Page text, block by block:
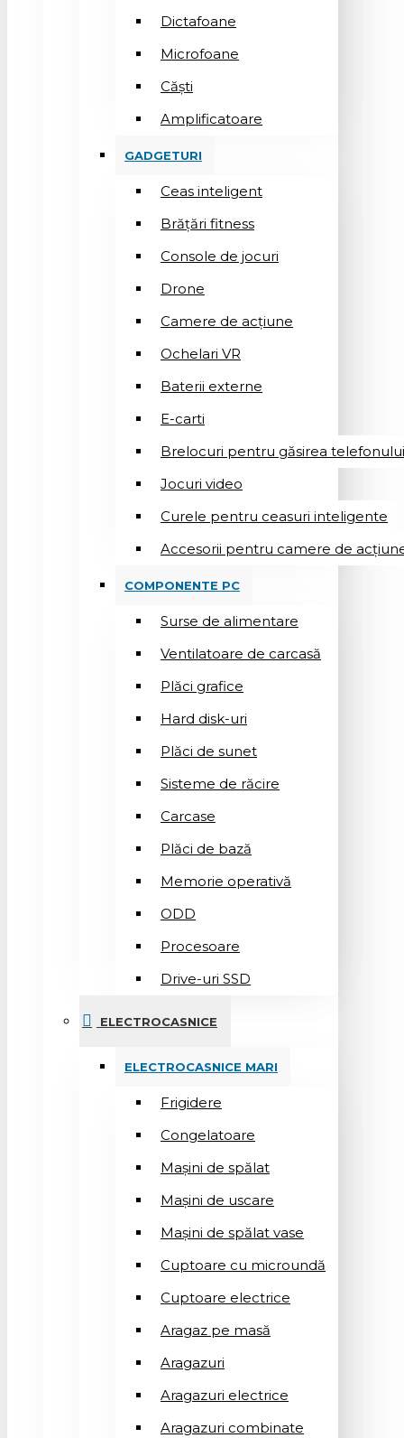
Dictafoane
Microfoane
Căşti
Amplificatoare
GADGETURI
Ceas inteligent
Brățări fitness
Console de jocuri
Drone
Camere de acțiune
Ochelari VR
Baterii externe
E-carti
Brelocuri pentru găsirea telefonului
Jocuri video
Curele pentru ceasuri inteligente
Accesorii pentru camere de
COMPONENTE PC
Surse de alimentare
Ventilatoare de carcasă
Plăci grafice
Hard disk-uri
Plăci de sunet
Sisteme de răcire
Carcase
Plăci de bază
Memorie operativă
ODD
Procesoare
Drive-uri SSD
ELECTROCASNICE
ELECTROCASNICE MARI
Frigidere
Congelatoare
Mașini de spălat
Mașini de uscare
Mașini de spălat vase
Cuptoare cu microundă
Cuptoare electrice
Aragaz pe masă
Aragazuri
Aragazuri electrice
Aragazuri combinate